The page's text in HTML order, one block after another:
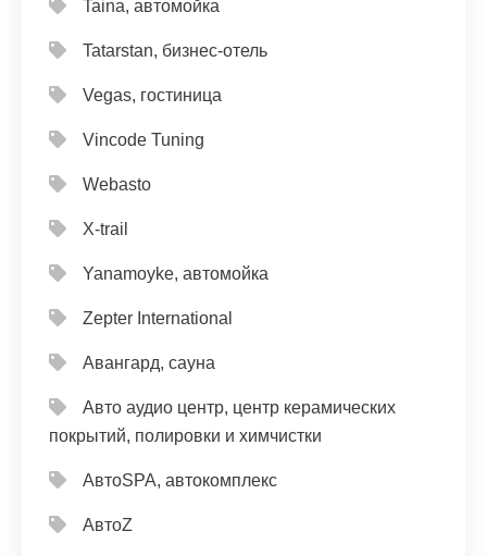
Taina, автомойка
Tatarstan, бизнес-отель
Vegas, гостиница
Vincode Tuning
Webasto
X-trail
Yanamoyke, автомойка
Zepter International
Авангард, сауна
Авто аудио центр, центр керамических
покрытий, полировки и химчистки
АвтоSPA, автокомплекс
АвтоZ